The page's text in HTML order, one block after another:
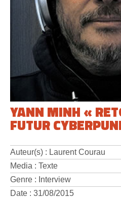
YANN MINH «
FUTUR
Auteur(s) : Laurent Courau
Media : Texte
Genre : Interview
Date : 31/08/2015